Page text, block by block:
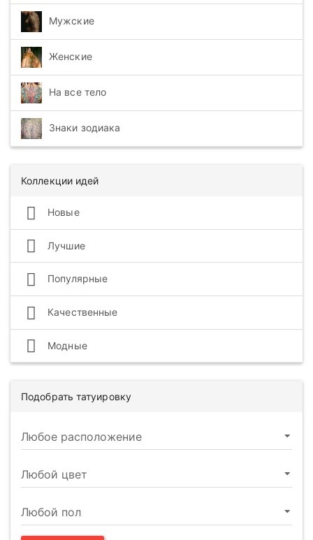
Мужские
Женские
На все тело
Знаки зодиака
Коллекции идей
Новые
Лучшие
Популярные
Качественные
Модные
Подобрать татуировку